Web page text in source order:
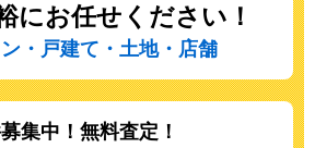
にお任せください！
・戸建て・土地・店舗
集中！無料査定！